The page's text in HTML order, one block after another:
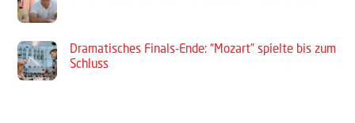
Dramatisches Finals-Ende: “Mozart” spielte bis zum
Schluss